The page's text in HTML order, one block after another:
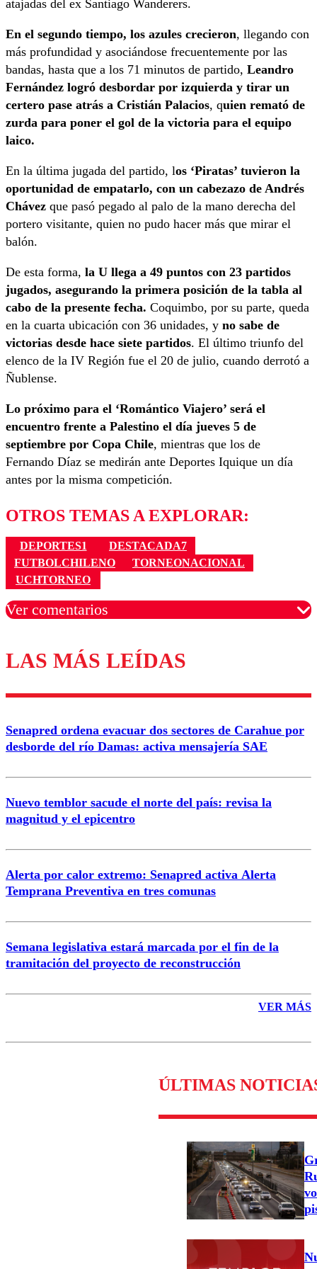
atajadas del ex Santiago Wanderers.
En el segundo tiempo, los azules crecieron, llegando con
más profundidad y asociándose frecuentemente por las
bandas, hasta que a los 71 minutos de partido, Leandro
Fernández logró desbordar por izquierda y tirar un
certero pase atrás a Cristián Palacios, quien remató de
zurda para poner el gol de la victoria para el equipo
laico.
En la última jugada del partido, los ‘Piratas’ tuvieron la
oportunidad de empatarlo, con un cabezazo de Andrés
Chávez que pasó pegado al palo de la mano derecha del
portero visitante, quien no pudo hacer más que mirar el
balón.
De esta forma, la U llega a 49 puntos con 23 partidos
jugados, asegurando la primera posición de la tabla al
cabo de la presente fecha. Coquimbo, por su parte, queda
en la cuarta ubicación con 36 unidades, y no sabe de
victorias desde hace siete partidos. El último triunfo del
elenco de la IV Región fue el 20 de julio, cuando derrotó a
Ñublense.
Lo próximo para el ‘Romántico Viajero’ será el
encuentro frente a Palestino el día jueves 5 de
septiembre por Copa Chile, mientras que los de
Fernando Díaz se medirán ante Deportes Iquique un día
antes por la misma competición.
OTROS TEMAS A EXPLORAR:
DEPORTES1
DESTACADA7
FUTBOLCHILENO
TORNEONACIONAL
UCHTORNEO
Ver comentarios
Los comentarios son moderados para garantizar un
diálogo respetuoso.
Nombre
Correo
LAS MÁS LEÍDAS
Senapred ordena evacuar dos sectores de Carahue por
desborde del río Damas: activa mensajería SAE
Nuevo temblor sacude el norte del país: revisa la
magnitud y el epicentro
Alerta por calor extremo: Senapred activa Alerta
Temprana Preventiva en tres comunas
Semana legislativa estará marcada por el fin de la
tramitación del proyecto de reconstrucción
VER MÁS
ÚLTIMAS